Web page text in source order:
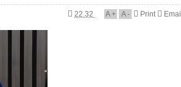
22.32 A+ A- Print Email